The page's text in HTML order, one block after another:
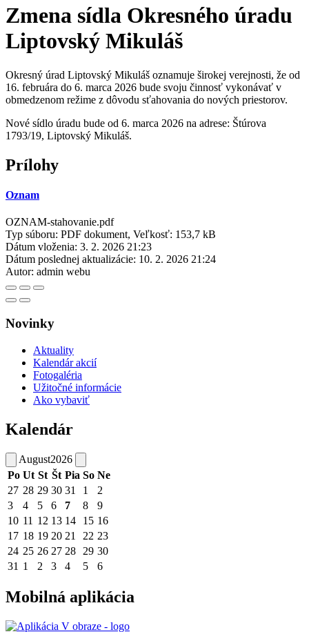
Zmena sídla Okresného úradu
Liptovský Mikuláš
Okresný úrad Liptovský Mikuláš oznamuje širokej verejnosti, že od
16. februára do 6. marca 2026 bude svoju činnosť vykonávať v
obmedzenom režime z dôvodu sťahovania do nových priestorov.
Nové sídlo úradu bude od 6. marca 2026 na adrese: Štúrova
1793/19, Liptovský Mikuláš.
Prílohy
Oznam
OZNAM-stahovanie.pdf
Typ súboru: PDF dokument, Veľkosť: 153,7 kB
Dátum vloženia: 3. 2. 2026 21:23
Dátum poslednej aktualizácie: 10. 2. 2026 21:24
Autor: admin webu
Novinky
Aktuality
Kalendár akcií
Fotogaléria
Užitočné informácie
Ako vybaviť
Kalendár
August2026
Po Ut St Št Pia So Ne
27 28 29 30 31 1
2
3
4 5 6 7 8
9
10 11 12 13 14 15 16
17 18 19 20 21 22 23
24 25 26 27 28 29 30
31 1 2 3 4 5 6
Mobilná aplikácia